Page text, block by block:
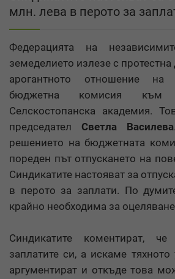
млн. лева в перото за
Федерацията на
земеделието излезе с
арогантното отношение на
бюджетна комисия към
Селскостопанска академия.
председател Светла Василева
решението на бюджетната
пореден път отпускането на
Синдикатите настояват за
в перото за заплати. По
крайно необходима за
Синдикатите коментират,
заплатите си, а искаме
аргументират и откъде това